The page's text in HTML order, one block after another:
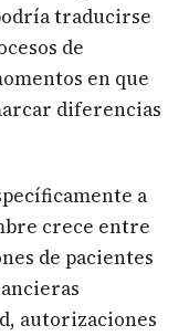
traducirse
de
en que
diferencias
a
crece entre
de pacientes
autorizaciones